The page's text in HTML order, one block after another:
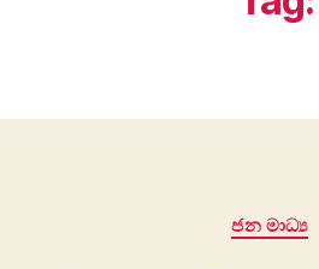
ජන මාධ්‍ය